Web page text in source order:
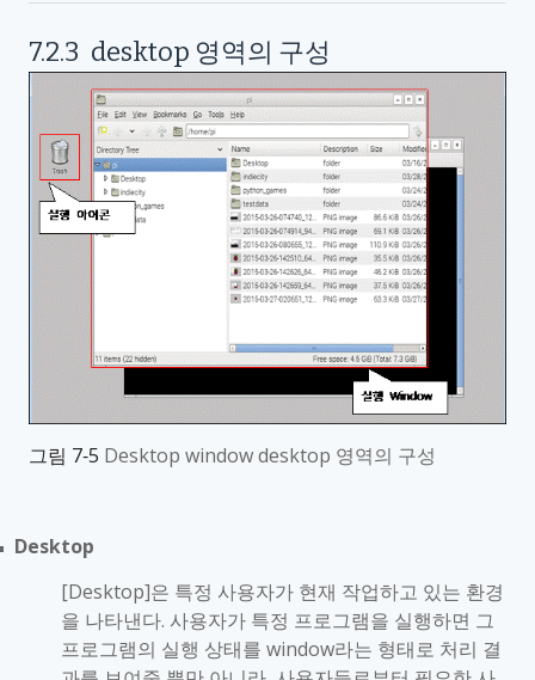
7.2.3 desktop 영역의 구성
그림 7‑5 Desktop window desktop 영역의 구성
Desktop
[Desktop]은 특정 사용자가 현재 작업하고 있는 환경
을 나타낸다. 사용자가 특정 프로그램을 실행하면 그
프로그램의 실행 상태를 window라는 형태로 처리 결